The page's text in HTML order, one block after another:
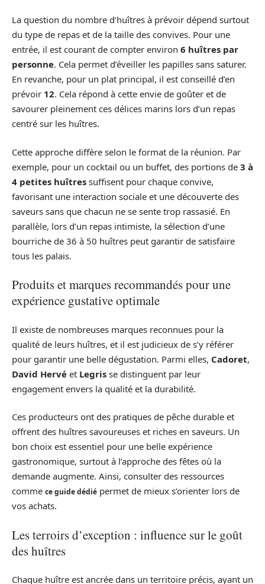
La question du nombre d’huîtres à prévoir dépend surtout
du type de repas et de la taille des convives. Pour une
entrée, il est courant de compter environ 6 huîtres par
personne. Cela permet d’éveiller les papilles sans saturer.
En revanche, pour un plat principal, il est conseillé d’en
prévoir 12. Cela répond à cette envie de goûter et de
savourer pleinement ces délices marins lors d’un repas
centré sur les huîtres.
Cette approche diffère selon le format de la réunion. Par
exemple, pour un cocktail ou un buffet, des portions de 3 à
4 petites huîtres suffisent pour chaque convive,
favorisant une interaction sociale et une découverte des
saveurs sans que chacun ne se sente trop rassasié. En
parallèle, lors d’un repas intimiste, la sélection d’une
bourriche de 36 à 50 huîtres peut garantir de satisfaire
tous les palais.
Produits et marques recommandés pour une
expérience gustative optimale
Il existe de nombreuses marques reconnues pour la
qualité de leurs huîtres, et il est judicieux de s’y référer
pour garantir une belle dégustation. Parmi elles, Cadoret,
David Hervé et Legris se distinguent par leur
engagement envers la qualité et la durabilité.
Ces producteurs ont des pratiques de pêche durable et
offrent des huîtres savoureuses et riches en saveurs. Un
bon choix est essentiel pour une belle expérience
gastronomique, surtout à l’approche des fêtes où la
demande augmente. Ainsi, consulter des ressources
comme ce guide dédié permet de mieux s’orienter lors de
vos achats.
Les terroirs d’exception : influence sur le goût
des huîtres
Chaque huître est ancrée dans un territoire précis, ayant un